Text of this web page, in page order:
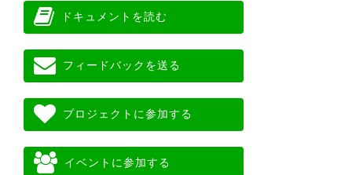
ドキュメントを読む
フィードバックを送る
プロジェクトに参加する
イベントに参加する